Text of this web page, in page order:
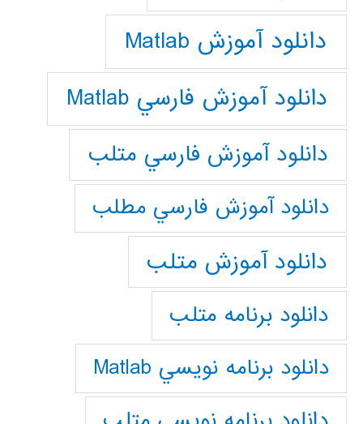
دانلود آموزش Matlab
دانلود آموزش فارسي Matlab
دانلود آموزش فارسي متلب
دانلود آموزش فارسي مطلب
دانلود آموزش متلب
دانلود برنامه متلب
دانلود برنامه نويسي Matlab